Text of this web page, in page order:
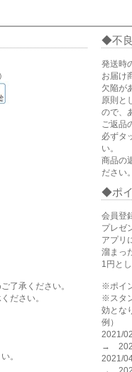
了承ください。
ださい。
。
不
発送時
お届け
欠陥が
原則と
ので、
ご返品
必ずタ
い。
商品の
ださい
ポ
会員登
プレゼ
アプリ
溜まっ
1円と
※ポイ
※スタ
効とな
例）
2021/
→
2021/